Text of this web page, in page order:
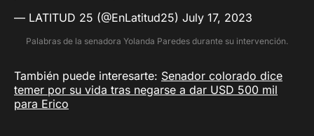
— LATITUD 25 (@EnLatitud25) July 17, 2023
Palabras de la senadora Yolanda Paredes durante su intervención.
También puede interesarte: Senador colorado dice
temer por su vida tras negarse a dar USD 500 mil
para Erico